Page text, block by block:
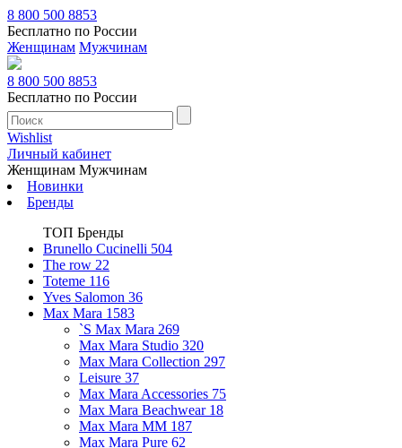
8 800 500 8853
Бесплатно по России
Женщинам Мужчинам
8 800 500 8853
Бесплатно по России
Wishlist
Личный кабинет
Женщинам Мужчинам
Новинки
Бренды
ТОП Бренды
Brunello Cucinelli 504
The row 22
Toteme 116
Yves Salomon 36
Max Mara 1583
`S Max Mara 269
Max Mara Studio 320
Max Mara Collection 297
Leisure 37
Max Mara Accessories 75
Max Mara Beachwear 18
Max Mara MM 187
Max Mara Pure 62